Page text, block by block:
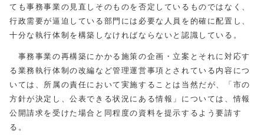
ても事務事業の見直しそのものを否定しているものではなく、
行政需要が逼迫している部門には必要な人員を的確に配置し、
十分な執行体制を構築しなければならないと認識している。
事務事業の再構築にかかる施策の企画・立案とそれに対応す
る業務執行体制の改編など管理運営事項とされている内容につ
いては、所属の責任において実施することは当然だが、「市の
方針が決定し、公表できる状況にある情報」については、情報
公開請求を受けた場合と同程度の資料を提示するよう要請す
る。